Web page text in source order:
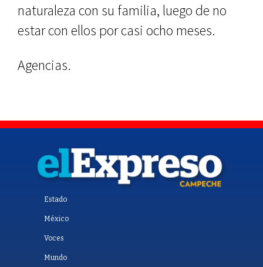
naturaleza con su familia, luego de no
estar con ellos por casi ocho meses.
Agencias.
Estado
México
Voces
Mundo